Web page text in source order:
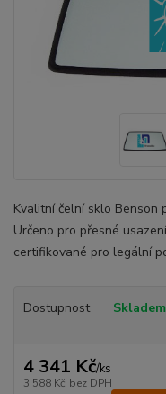
Kvalitní čelní sklo Benson
Určeno pro přesné
certifikované pro legální
Dostupnost
4 341 Kč/ks
3 588 Kč bez DPH